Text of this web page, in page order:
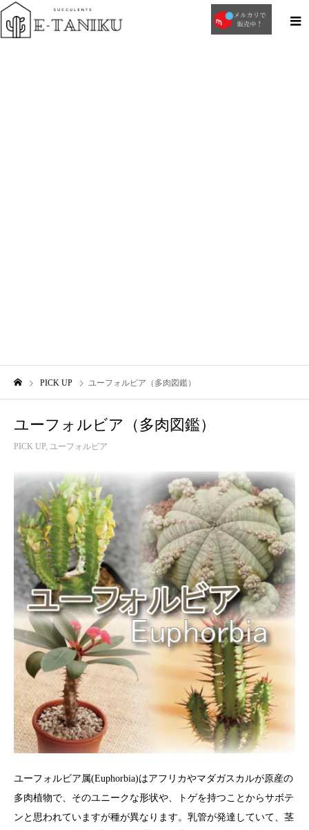
PICK UP ユーフォルビア（多肉図鑑）
ユーフォルビア（多肉図鑑）
PICK UP ユーフォルビア
ユーフォルビア属(Euphorbia)はアフリカやマダガスカルが原産の
多肉植物で、そのユニークな形状や、トゲを持つことからサボテ
ンと思われていますが種が異なります。乳管が発達していて、茎